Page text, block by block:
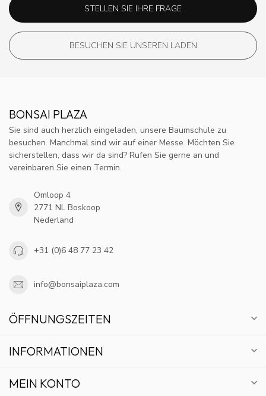
STELLEN SIE IHRE FRAGE
BESUCHEN SIE UNSEREN LADEN
BONSAI PLAZA
Sie sind auch herzlich eingeladen, unsere Baumschule zu
besuchen. Manchmal sind wir auf einer Messe. Möchten Sie
sicherstellen, dass wir da sind? Rufen Sie gerne an und
vereinbaren Sie einen Termin.
Omloop 4
2771 NL Boskoop
Nederland
+31 (0)6 48 77 23 42
info@bonsaiplaza.com
ÖFFNUNGSZEITEN
INFORMATIONEN
MEIN KONTO